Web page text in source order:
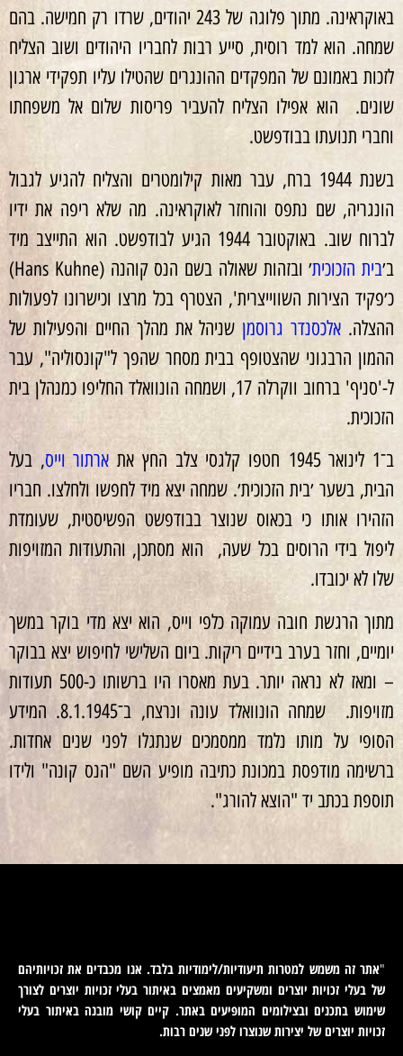
באוקראינה. מתוך פלוגה של 243 יהודים, שרדו רק חמישה. בהם
שמחה. הוא למד רוסית, סייע רבות לחבריו היהודים ושוב הצליח
לזכות באמונם של המפקדים ההונגרים שהטילו עליו תפקידי ארגון
שונים. הוא אפילו הצליח להעביר פריסות שלום אל משפחתו
וחברי תנועתו בבודפשט.
בשנת 1944 ברח, עבר מאות קילומטרים והצליח להגיע לגבול
הונגריה, שם נתפס והוחזר לאוקראינה. מה שלא ריפה את ידיו
לברוח שוב. באוקטובר 1944 הגיע לבודפשט. הוא התייצב מיד
ב׳בית הזכוכית
׳ ובזהות שאולה בשם הנס קוהנה (Hans Kuhne)
כ׳פקיד הצירות השווייצרית', הצטרף בכל מרצו וכישרונו לפעולות
ההצלה. אלכסנדר גרוסמן שניהל את מהלך החיים והפעילות של
ההמון הרבגוני שהצטופף בבית מסחר שהפך ל"קונסוליה", עבר
ל-'סניף' ברחוב ווקרלה 17, ושמחה הונוואלד החליפו כמנהלן בית
הזכוכית.
ב־1 לינואר 1945 חטפו קלגסי צלב החץ את
ארתור וייס, בעל
הבית, בשער ׳בית הזכוכית׳. שמחה יצא מיד לחפשו ולחלצו. חבריו
הזהירו אותו כי בכאוס שנוצר בבודפשט הפשיסטית, שעומדת
ליפול בידי הרוסים בכל שעה, הוא מסתכן, והתעודות המזויפות
שלו לא יכובדו.
מתוך הרגשת חובה עמוקה כלפי וייס, הוא יצא מדי בוקר במשך
יומיים, וחזר בערב בידיים ריקות. ביום השלישי לחיפוש יצא בבוקר
– ומאז לא נראה יותר. בעת מאסרו היו ברשותו כ-500 תעודות
מזויפות. שמחה הונוואלד עונה ונרצח, ב־8.1.1945. המידע
הסופי על מותו נלמד ממסמכים שנתגלו לפני שנים אחדות.
ברשימה מודפסת במכונת כתיבה מופיע השם "הנס קונה" ולידו
תוספת בכתב יד "הוצא להורג".
"אתר זה משמש למטרות תיעודיות/לימודיות בלבד. אנו מכבדים את זכויותיהם
של בעלי זכויות יוצרים ומשקיעים מאמצים באיתור בעלי זכויות יוצרים לצורך
שימוש בתכנים ובצילומים המופיעים באתר. קיים קושי מובנה באיתור בעלי
זכויות יוצרים של יצירות שנוצרו לפני שנים רבות.